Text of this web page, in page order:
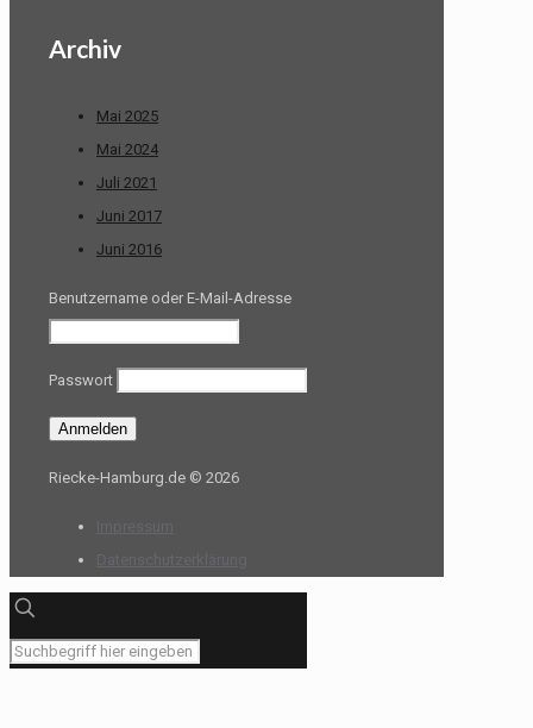
Archiv
Mai 2025
Mai 2024
Juli 2021
Juni 2017
Juni 2016
Benutzername oder E-Mail-Adresse
Passwort
Riecke-Hamburg.de © 2026
Impressum
Datenschutzerklärung